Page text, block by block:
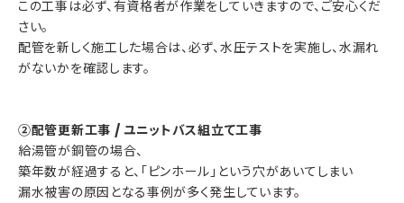
この工事は必ず、有資格者が作業をしていきますので、ご安心くだ
さい。
配管を新しく施工した場合は、必ず、水圧テストを実施し、水漏れ
がないかを確認します。
②配管更新工事 / ユニットバス組立て工事
給湯管が銅管の場合、
築年数が経過すると、「ピンホール」という穴があいてしまい
漏水被害の原因となる事例が多く発生しています。